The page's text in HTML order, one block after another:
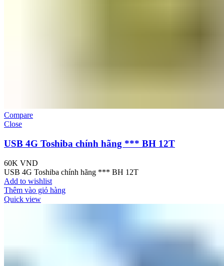
Compare
Close
USB 4G Toshiba chính hãng *** BH 12T
60K VND
USB 4G Toshiba chính hãng *** BH 12T
Add to wishlist
Thêm vào giỏ hàng
Quick view